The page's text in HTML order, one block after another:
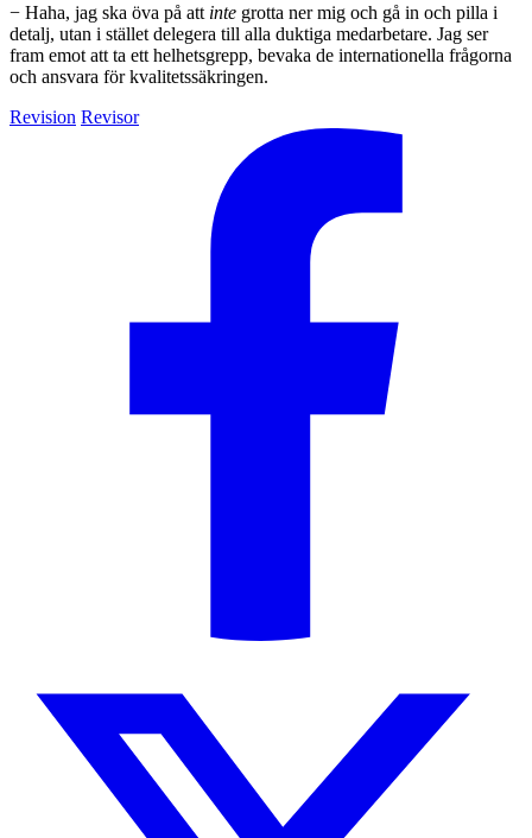
− Haha, jag ska öva på att inte grotta ner mig och gå in och pilla i
detalj, utan i stället delegera till alla duktiga medarbetare. Jag ser
fram emot att ta ett helhetsgrepp, bevaka de internationella frågorna
och ansvara för kvalitetssäkringen.
Revision Revisor